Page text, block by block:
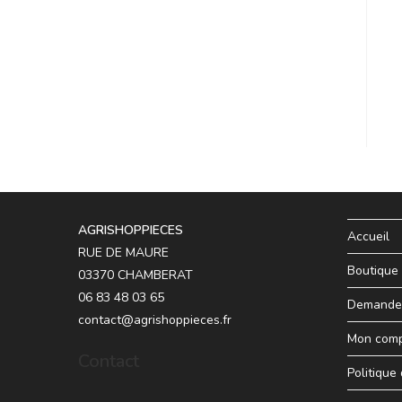
AGRISHOPPIECES
RUE DE MAURE
03370 CHAMBERAT
06 83 48 03 65
contact@agrishoppieces.fr
Accueil
Boutique
Mon
Politique